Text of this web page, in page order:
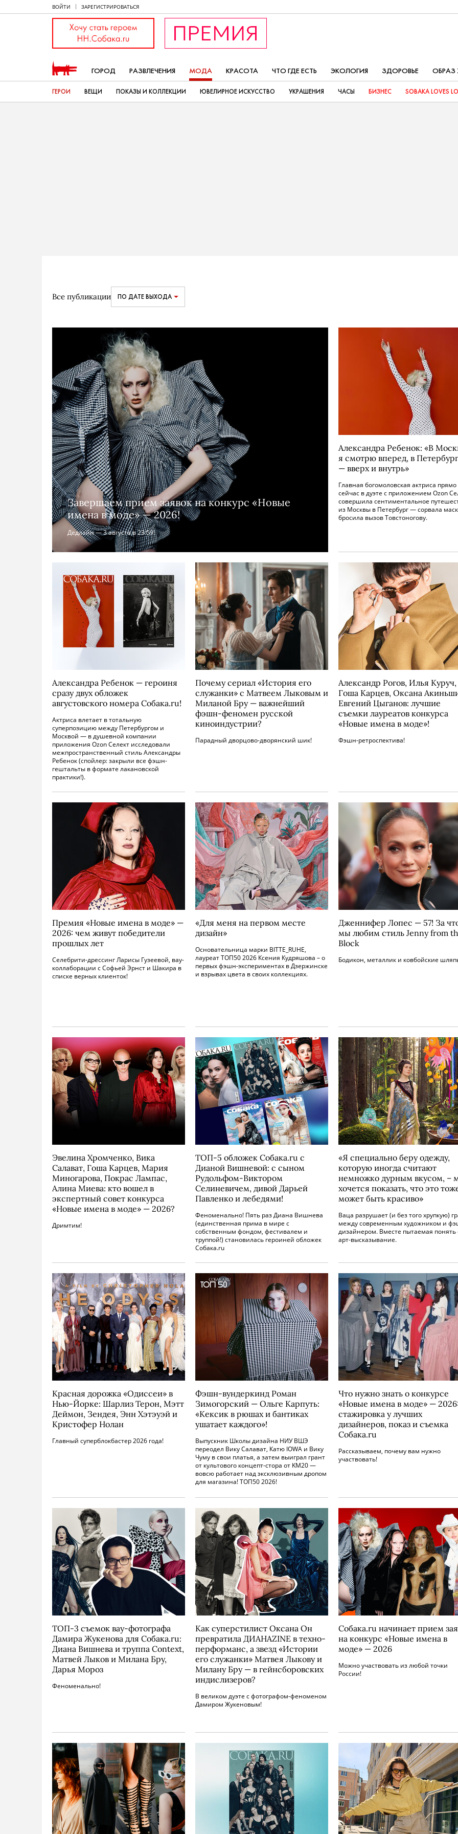
ВОЙТИ ЗАРЕГИСТРИРОВАТЬСЯ
ГОРОД РАЗВЛЕЧЕНИЯ МОДА КРАСОТА ЧТО ГДЕ ЕСТЬ ЭКОЛОГИЯ ЗДОРОВЬЕ
ГЕРОИ ВЕЩИ ПОКАЗЫ И КОЛЛЕКЦИИ ЮВЕЛИРНОЕ ИСКУССТВО УКРАШЕНИЯ ЧАСЫ БИЗНЕС SOBAKA LOVES
Все публикации ПО ДАТЕ ВЫХОДА
Завершаем прием заявок на конкурс «Новые
имена в моде» — 2026!
Дедлайн — 3 августа в 23:59!
Александра Ребенок: «В
я смотрю вперед, в
— вверх и внутрь»
Главная богомоловская актриса прямо
сейчас в дуэте с приложением Ozon
совершила сентиментальное
из Москвы в Петербург — сорвала
бросила вызов Товстоногову.
Александра Ребенок — героиня
сразу двух обложек
августовского номера Собака.ru!
Актриса влетает в тотальную
суперпозицию между Петербургом и
Москвой — в душевной компании
приложения Ozon Селект исследовали
межпространственный стиль Александры
Ребенок (спойлер: закрыли все фэшн-
гештальты в формате лакановской
практики!).
Почему сериал «История его
служанки» с Матвеем Лыковым и
Миланой Бру — важнейший
фэшн-феномен русской
киноиндустрии?
Парадный дворцово-дворянский шик!
Александр Рогов, Илья Куруч,
Гоша Карцев, Оксана
Евгений Цыганов: лучшие
съемки лауреатов конкурса
«Новые имена в моде»!
Фэшн-ретроспектива!
Премия «Новые имена в моде» —
2026: чем живут победители
прошлых лет
Селебрити-дрессинг Ларисы Гузеевой, вау-
коллаборации с Софьей Эрнст и Шакира в
списке верных клиенток!
«Для меня на первом месте
дизайн»
Основательница марки BITTE_RUHE,
лауреат ТОП50 2026 Ксения Кудряшова – о
первых фэшн-экспериментах в Дзержинске
и взрывах цвета в своих коллекциях.
Дженнифер Лопес — 57! За
мы любим стиль Jenny from
Block
Бодикон, металлик и ковбойские
Эвелина Хромченко, Вика
Салават, Гоша Карцев, Мария
Миногарова, Покрас Лампас,
Алина Миева: кто вошел в
экспертный совет конкурса
«Новые имена в моде» — 2026?
Дримтим!
ТОП-5 обложек Собака.ru с
Дианой Вишневой: с сыном
Рудольфом-Виктором
Селиневичем, дивой Дарьей
Павленко и лебедями!
Феноменально! Пять раз Диана Вишнева
(единственная прима в мире с
собственным фондом, фестивалем и
труппой!) становилась героиней обложек
Собака.ru
«Я специально беру одежду,
которую иногда считают
немножко дурным вкусом, –
хочется показать, что это
может быть красиво»
Ваца разрушает (и без того хрупкую)
между современным художником и
дизайнером. Вместе пытаемая понять
арт-высказывание.
Красная дорожка «Одиссеи» в
Нью-Йорке: Шарлиз Терон, Мэтт
Деймон, Зендея, Энн Хэтэуэй и
Кристофер Нолан
Главный суперблокбастер 2026 года!
Фэшн-вундеркинд Роман
Зимогорский — Ольге Карпуть:
«Кексик в рюшах и бантиках
ушатает каждого»!
Выпускник Школы дизайна НИУ ВШЭ
переодел Вику Салават, Катю IOWA и Вику
Чуму в свои платья, а затем выиграл грант
от культового концепт-стора от KM20 —
вовсю работает над эксклюзивным дропом
для магазина! ТОП50 2026!
Что нужно знать о конкурсе
«Новые имена в моде» —
стажировка у лучших
дизайнеров, показ и съемка
Собака.ru
Рассказываем, почему вам нужно
участвовать!
ТОП-3 съемок вау-фотографа
Дамира Жукенова для Собака.ru:
Диана Вишнева и труппа Context,
Матвей Лыков и Милана Бру,
Дарья Мороз
Феноменально!
Как суперстилист Оксана Он
превратила ДИАНАZINE в техно-
перформанс, а звезд «Истории
его служанки» Матвея Лыкову и
Милану Бру — в гейнсборовских
индислизеров?
В великом дуэте с фотографом-феноменом
Дамиром Жукеновым!
Собака.ru начинает прием
на конкурс «Новые имена в
моде» — 2026
Можно участвовать из любой точки
России!